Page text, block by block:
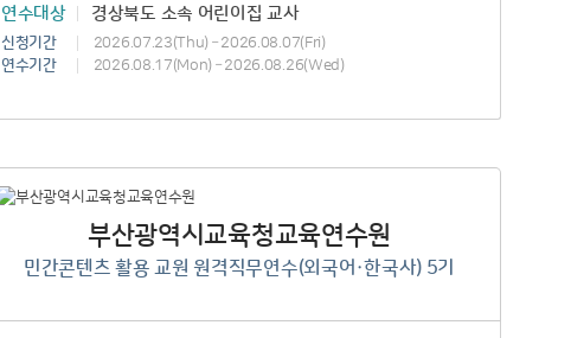
연수대상 경상북도 소속 어린이집 교사
신청기간
2026.07.23(Thu) – 2026.08.07(Fri)
연수기간
2026.08.17(Mon) – 2026.08.26(Wed)
부산광역시교육청교육연수원
민간콘텐츠 활용 교원 원격직무연수(외국어·한국사) 5기